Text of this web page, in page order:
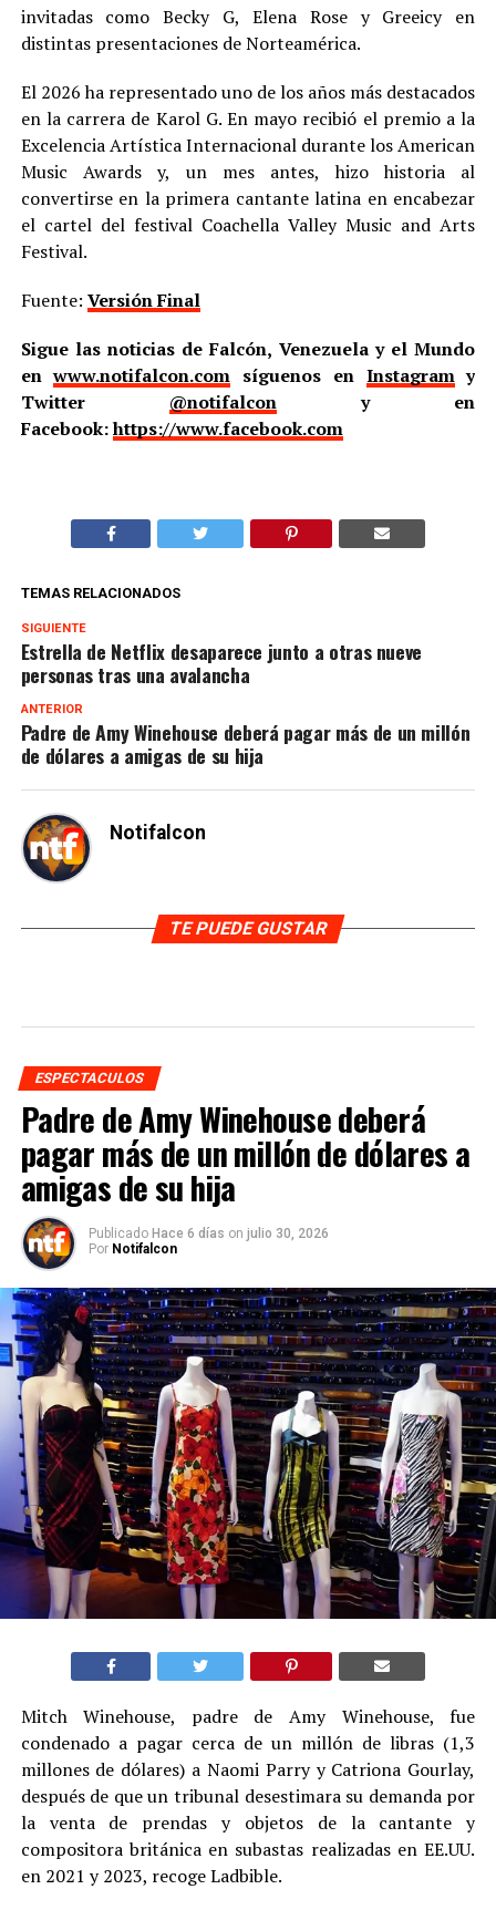
invitadas como Becky G, Elena Rose y Greeicy en
distintas presentaciones de Norteamérica.
El 2026 ha representado uno de los años más destacados
en la carrera de Karol G. En mayo recibió el premio a la
Excelencia Artística Internacional durante los American
Music Awards y, un mes antes, hizo historia al
convertirse en la primera cantante latina en encabezar
el cartel del festival Coachella Valley Music and Arts
Festival.
Fuente: Versión Final
Sigue las noticias de Falcón, Venezuela y el Mundo
enwww.notifalcon.com síguenos en Instagramy
Twitter @notifalcony en
Facebook:https://www.facebook.com
TEMAS RELACIONADOS
SIGUIENTE
Estrella de Netflix desaparece junto a otras nueve
personas tras una avalancha
ANTERIOR
Padre de Amy Winehouse deberá pagar más de un millón
de dólares a amigas de su hija
Notifalcon
TE PUEDE GUSTAR
ESPECTACULOS
Padre de Amy Winehouse deberá
pagar más de un millón de dólares a
amigas de su hija
Publicado Hace 6 días on julio 30, 2026
Por Notifalcon
Mitch Winehouse, padre de Amy Winehouse, fue
condenado a pagar cerca de un millón de libras (1,3
millones de dólares) a Naomi Parry y Catriona Gourlay,
después de que un tribunal desestimara su demanda por
la venta de prendas y objetos de la cantante y
compositora británica en subastas realizadas en EE.UU.
en 2021 y 2023, recoge Ladbible.